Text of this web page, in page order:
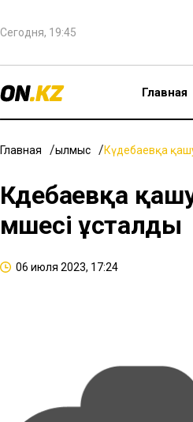
Сегодня, 19:45
Главная
Главная Қылмыс Күдебаевқа
Күдебаевқа
мүшесі ұсталды
06 июля 2023, 17:24